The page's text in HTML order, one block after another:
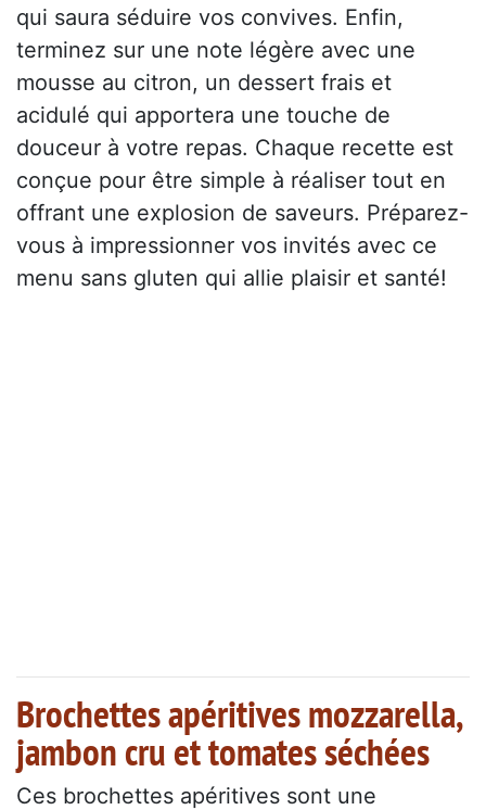
qui saura séduire vos convives. Enfin,
terminez sur une note légère avec une
mousse au citron, un dessert frais et
acidulé qui apportera une touche de
douceur à votre repas. Chaque recette est
conçue pour être simple à réaliser tout en
offrant une explosion de saveurs. Préparez-
vous à impressionner vos invités avec ce
menu sans gluten qui allie plaisir et santé!
Brochettes apéritives mozzarella,
jambon cru et tomates séchées
Ces brochettes apéritives sont une